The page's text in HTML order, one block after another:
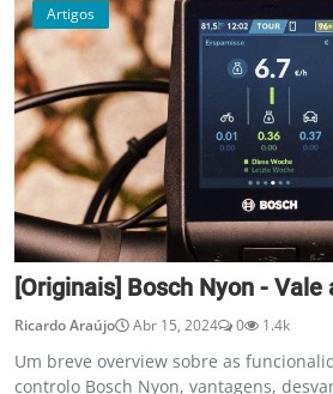
Artigos
[Originais] Bosch Nyon - Vale
Ricardo Araújo Abr 15, 2024 0 1.4k
Um breve overview sobre as
controlo Bosch Nyon, vantagens,